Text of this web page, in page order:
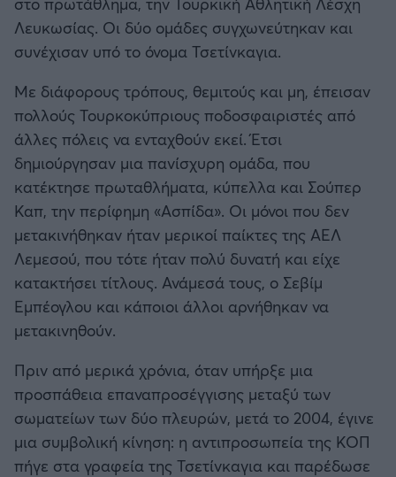
Λευκωσίας. Οι δύο ομάδες συγχωνεύτηκαν και
συνέχισαν υπό το όνομα Τσετίνκαγια.
Με διάφορους τρόπους, θεμιτούς και μη, έπεισαν
πολλούς Τουρκοκύπριους ποδοσφαιριστές από
άλλες πόλεις να ενταχθούν εκεί. Έτσι
δημιούργησαν μια πανίσχυρη ομάδα, που
κατέκτησε πρωταθλήματα, κύπελλα και Σούπερ
Καπ, την περίφημη «Ασπίδα». Οι μόνοι που δεν
μετακινήθηκαν ήταν μερικοί παίκτες της ΑΕΛ
Λεμεσού, που τότε ήταν πολύ δυνατή και είχε
κατακτήσει τίτλους. Ανάμεσά τους, ο Σεβίμ
Εμπέογλου και κάποιοι άλλοι αρνήθηκαν να
μετακινηθούν.
Πριν από μερικά χρόνια, όταν υπήρξε μια
προσπάθεια επαναπροσέγγισης μεταξύ των
σωματείων των δύο πλευρών, μετά το 2004, έγινε
μια συμβολική κίνηση: η αντιπροσωπεία της ΚΟΠ
πήγε στα γραφεία της Τσετίνκαγια και παρέδωσε